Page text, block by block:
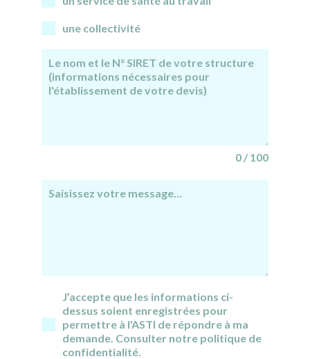
une collectivité
0 / 100
J’accepte que les informations ci-
dessus soient enregistrées pour
permettre à l'ASTI de répondre à ma
demande. Consulter notre politique de
confidentialité.